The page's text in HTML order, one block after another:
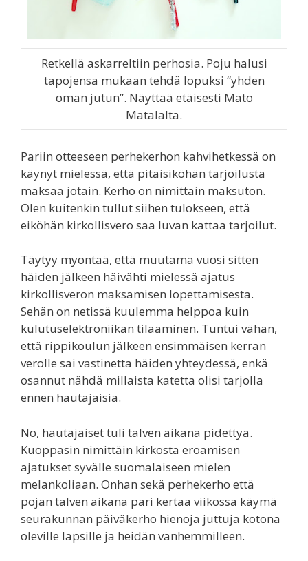
Retkellä askarreltiin perhosia. Poju halusi
tapojensa mukaan tehdä lopuksi “yhden
oman jutun”. Näyttää etäisesti Mato
Matalalta.
Pariin otteeseen perhekerhon kahvihetkessä on
käynyt mielessä, että pitäisiköhän tarjoilusta
maksaa jotain. Kerho on nimittäin maksuton.
Olen kuitenkin tullut siihen tulokseen, että
eiköhän kirkollisvero saa luvan kattaa tarjoilut.
Täytyy myöntää, että muutama vuosi sitten
häiden jälkeen häivähti mielessä ajatus
kirkollisveron maksamisen lopettamisesta.
Sehän on netissä kuulemma helppoa kuin
kulutuselektroniikan tilaaminen. Tuntui vähän,
että rippikoulun jälkeen ensimmäisen kerran
verolle sai vastinetta häiden yhteydessä, enkä
osannut nähdä millaista katetta olisi tarjolla
ennen hautajaisia.
No, hautajaiset tuli talven aikana pidettyä.
Kuoppasin nimittäin kirkosta eroamisen
ajatukset syvälle suomalaiseen mielen
melankoliaan. Onhan sekä perhekerho että
pojan talven aikana pari kertaa viikossa käymä
seurakunnan päiväkerho hienoja juttuja kotona
oleville lapsille ja heidän vanhemmilleen.